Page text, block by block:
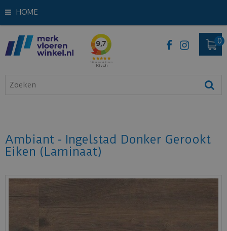
HOME
Ambiant - Ingelstad Donker Gerookt
Eiken (Laminaat)